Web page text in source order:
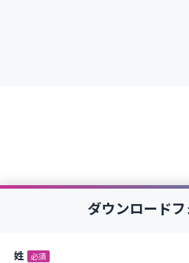
ダウンロードフ
姓